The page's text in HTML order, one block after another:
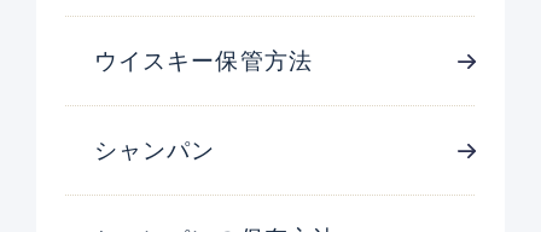
ウイスキー保管方法
シャンパン